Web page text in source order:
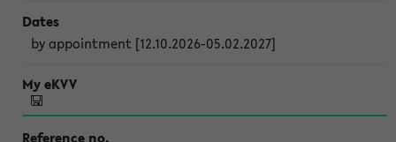
by appointment [12.10.2026-05.02.2027]